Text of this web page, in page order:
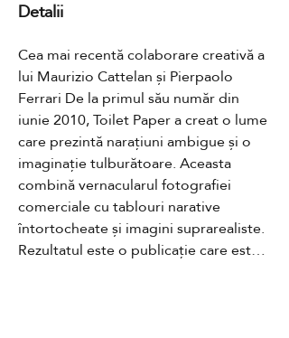
Detalii
Cea mai recentă colaborare creativă a
lui Maurizio Cattelan și Pierpaolo
Ferrari De la primul său număr din
iunie 2010, Toilet Paper a creat o lume
care prezintă narațiuni ambigue și o
imaginație tulburătoare. Aceasta
combină vernacularul fotografiei
comerciale cu tablouri narative
întortocheate și imagini suprarealiste.
Rezultatul este o publicație care este